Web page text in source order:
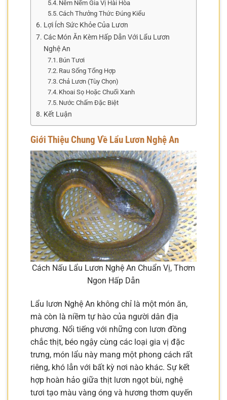
Nêm Nếm Gia Vị Hài Hòa
Cách Thưởng Thức Đúng Kiểu
Lợi Ích Sức Khỏe Của Lươn
Các Món Ăn Kèm Hấp Dẫn Với Lẩu Lươn
Nghệ An
Bún Tươi
Rau Sống Tổng Hợp
Chả Lươn (Tùy Chọn)
Khoai Sọ Hoặc Chuối Xanh
Nước Chấm Đặc Biệt
Kết Luận
Giới Thiệu Chung Về Lẩu Lươn Nghệ An
Cách Nấu Lẩu Lươn Nghệ An Chuẩn Vị, Thơm
Ngon Hấp Dẫn
Lẩu lươn Nghệ An không chỉ là một món ăn,
mà còn là niềm tự hào của người dân địa
phương. Nổi tiếng với những con lươn đồng
chắc thịt, béo ngậy cùng các loại gia vị đặc
trưng, món lẩu này mang một phong cách rất
riêng, khó lẫn với bất kỳ nơi nào khác. Sự kết
hợp hoàn hảo giữa thịt lươn ngọt bùi, nghệ
tươi tạo màu vàng óng và hương thơm quyến